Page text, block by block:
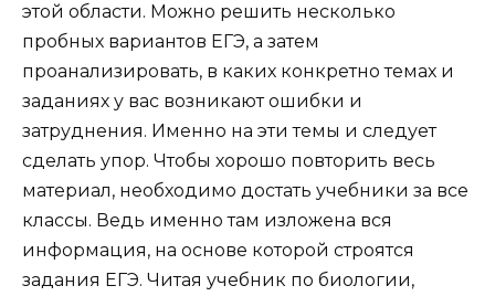
этой области. Можно решить несколько
пробных вариантов ЕГЭ, а затем
проанализировать, в каких конкретно темах и
заданиях у вас возникают ошибки и
затруднения. Именно на эти темы и следует
сделать упор. Чтобы хорошо повторить весь
материал, необходимо достать учебники за все
классы. Ведь именно там изложена вся
информация, на основе которой строятся
задания ЕГЭ. Читая учебник по биологии,